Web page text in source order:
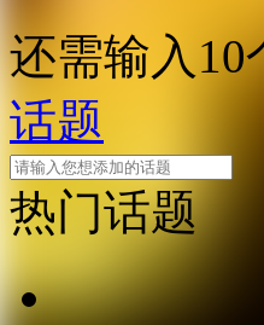
还需输入10
话题
热门话题